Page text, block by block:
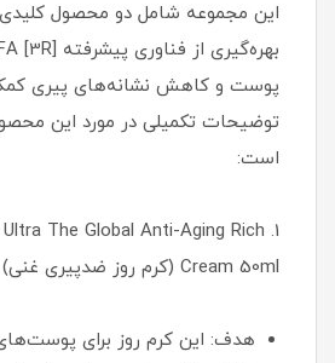
این مجموعه شامل دو محصول
پوست و کاهش نشانه‌های پیری کمک
توضیحات تکمیلی در مورد این
است:
Ultra The Global Anti-Aging Rich
Cream 50ml (کرم روز ضدپیری غنی)
هدف: این کرم روز برای